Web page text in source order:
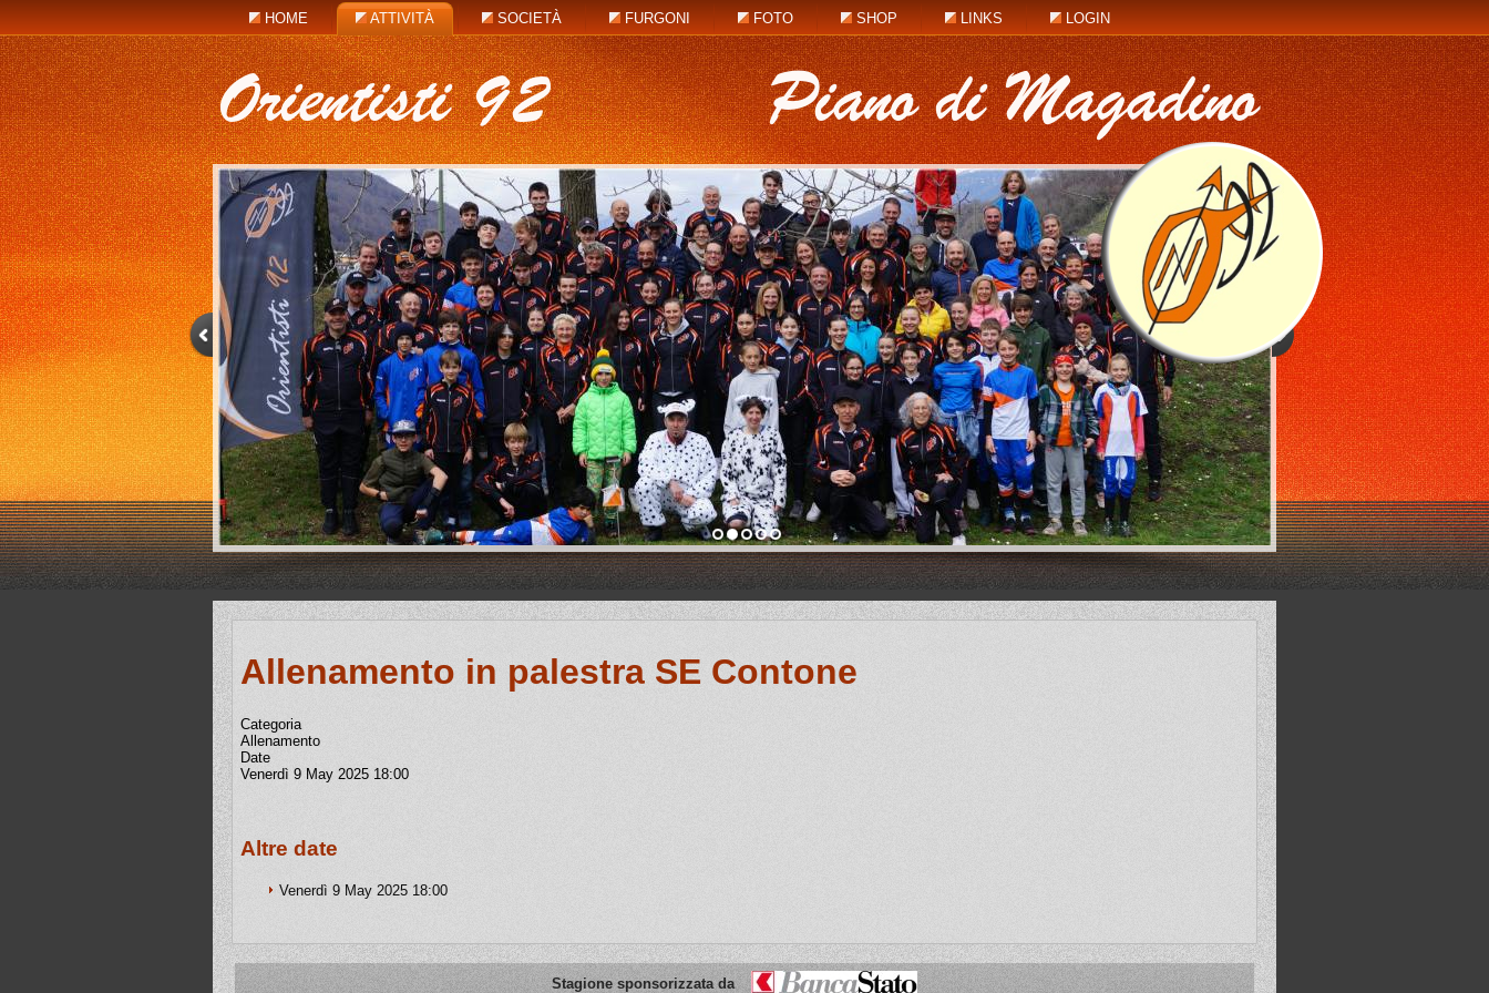
HOME ATTIVITÀ SOCIETÀ FURGONI FOTO SHOP LINKS LOGIN
Allenamento in palestra SE Contone
Categoria
Allenamento
Date
Venerdì 9 May 2025 18:00
Altre date
Venerdì 9 May 2025 18:00
Stagione sponsorizzata da